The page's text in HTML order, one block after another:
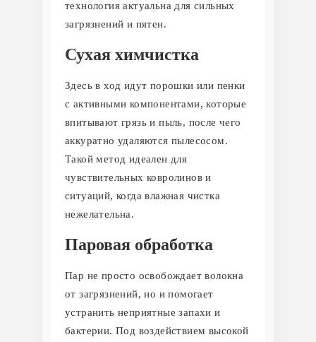
технология актуальна для сильных
загрязнений и пятен.
Сухая химчистка
Здесь в ход идут порошки или пенки
с активными компонентами, которые
впитывают грязь и пыль, после чего
аккуратно удаляются пылесосом.
Такой метод идеален для
чувствительных ковролинов и
ситуаций, когда влажная чистка
нежелательна.
Паровая обработка
Пар не просто освобождает волокна
от загрязнений, но и помогает
устранить неприятные запахи и
бактерии. Под воздействием высокой